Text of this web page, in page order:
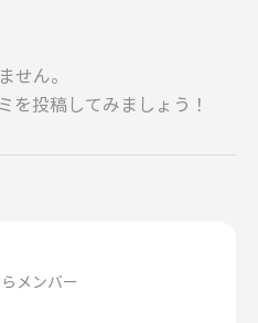
せん。
を投稿してみましょう！
メンバー